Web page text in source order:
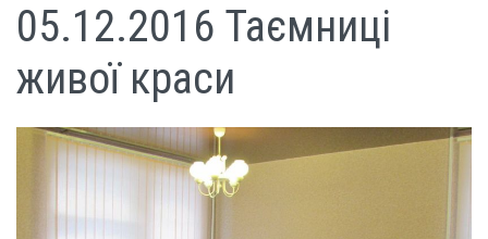
05.12.2016 Таємниці
живої краси